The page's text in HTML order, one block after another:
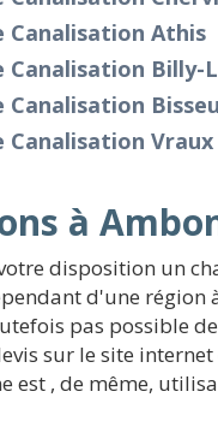
Canalisation Athis
Canalisation Billy-
Canalisation
Canalisation Vraux
à
disposition un
d'une
pas possible
sur le site
est , de même,